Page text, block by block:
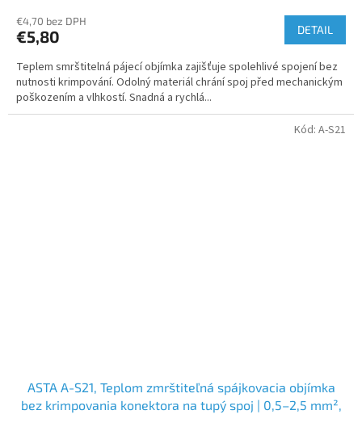
€4,70 bez DPH
€5,80 DETAIL
Teplem smrštitelná pájecí objímka zajišťuje spolehlivé spojení bez
nutnosti krimpování. Odolný materiál chrání spoj před mechanickým
poškozením a vlhkostí. Snadná a rychlá...
ASTA A-S21, Teplom zmrštiteľná spájkovacia objímka
bez krimpovania konektora na tupý spoj | 0,5–2,5 mm²,
Kód: A-S21